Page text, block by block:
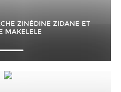
ZINÉDINE ZIDANE ET
MAKELELE